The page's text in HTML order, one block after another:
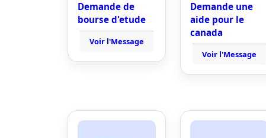
Demande de
bourse d'etude
Voir l'Message
Demande une
aide pour le
canada
Voir l'Message